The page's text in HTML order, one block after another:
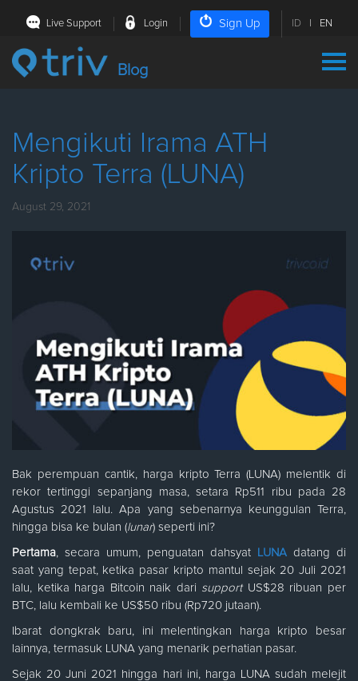
Live Support Login Sign Up ID EN
Blog
Mengikuti Irama ATH
Kripto Terra (LUNA)
August 29, 2021
Bak perempuan cantik, harga kripto Terra (LUNA) melentik di
rekor tertinggi sepanjang masa, setara Rp511 ribu pada 28
Agustus 2021 lalu. Apa yang sebenarnya keunggulan Terra,
hingga bisa ke bulan (lunar) seperti ini?
Pertama, secara umum, penguatan dahsyat LUNA datang di
saat yang tepat, ketika pasar kripto mantul sejak 20 Juli 2021
lalu, ketika harga Bitcoin naik dari support US$28 ribuan per
BTC, lalu kembali ke US$50 ribu (Rp720 jutaan).
Ibarat dongkrak baru, ini melentingkan harga kripto besar
lainnya, termasuk LUNA yang menarik perhatian pasar.
Sejak 20 Juni 2021 hingga hari ini, harga LUNA sudah melejit